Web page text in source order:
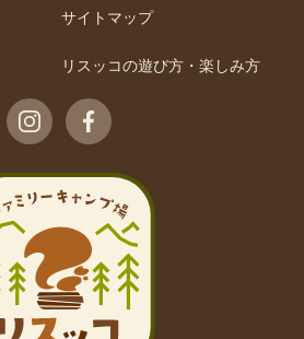
サイトマップ
リスッコの遊び方・楽しみ方